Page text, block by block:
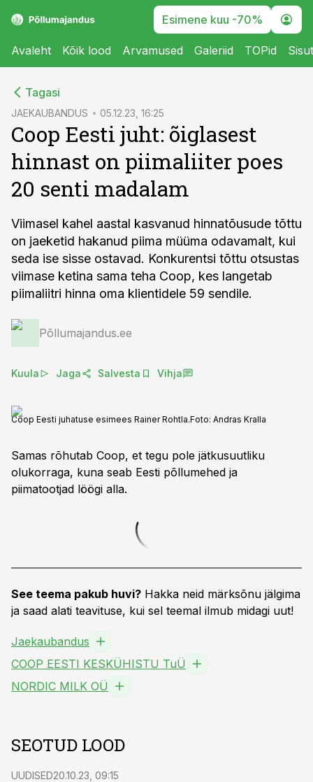
Esimene kuu -70%
Avaleht Kõik lood Arvamused Galeriid TOPid
Tagasi
JAEKAUBANDUS 05.12.23, 16:25
Coop Eesti juht: õiglasest
hinnast on piimaliiter poes
20 senti madalam
Viimasel kahel aastal kasvanud hinnatõusude tõttu
on jaeketid hakanud piima müüma odavamalt, kui
seda ise sisse ostavad. Konkurentsi tõttu otsustas
viimase ketina sama teha Coop, kes langetab
piimaliitri hinna oma klientidele 59 sendile.
Põllumajandus.ee
Kuula Jaga Salvesta Vihja
Coop Eesti juhatuse esimees Rainer Rohtla.Foto: Andras Kralla
Samas rõhutab Coop, et tegu pole jätkusuutliku
olukorraga, kuna seab Eesti põllumehed ja
piimatootjad löögi alla.
See teema pakub huvi? Hakka neid märksõnu jälgima
ja saad alati teavituse, kui sel teemal ilmub midagi uut!
Jaekaubandus
COOP EESTI KESKÜHISTU TuÜ
NORDIC MILK OÜ
SEOTUD LOOD
UUDISED20.10.23, 09:15